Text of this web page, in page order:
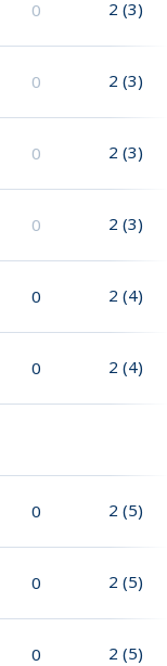
0 2 (3)
0 2 (3)
0 2 (3)
0 2 (3)
0 2 (4)
0 2 (4)
0 2 (5)
0 2 (5)
0 2 (5)